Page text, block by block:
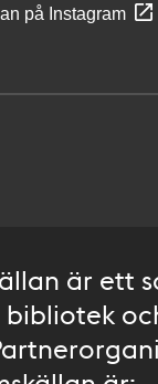
på Instagram
är ett